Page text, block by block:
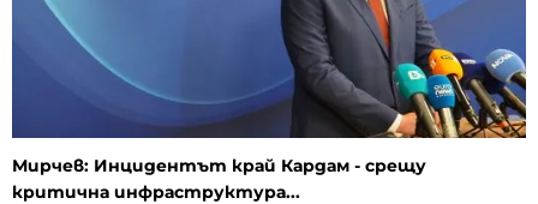
Мирчев: Инцидентът край Кардам - срещу
критична инфраструктура...